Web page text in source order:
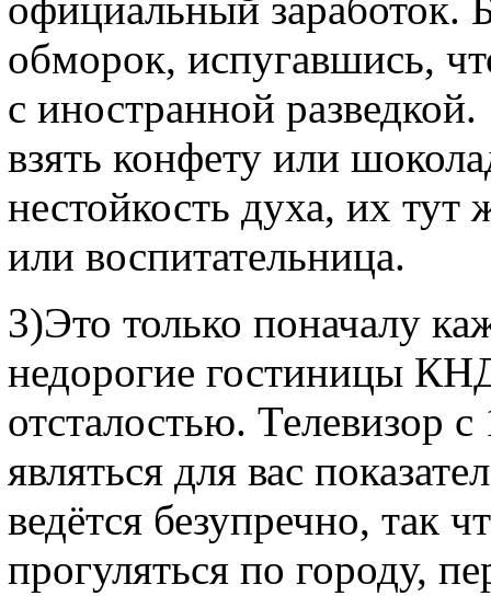
официальный заработок.
обморок, испугавшись,
с иностранной
взять конфету или
нестойкость духа, их тут
или воспитательница.
3)Это только поначалу
недорогие гостиницы
отсталостью. Телевизор
являться для вас
ведётся безупречно, так
прогуляться по городу,